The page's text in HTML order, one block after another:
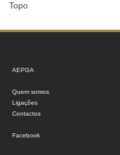
Topo
AEPGA
Quem somos
Ligações
Contactos
Facebook